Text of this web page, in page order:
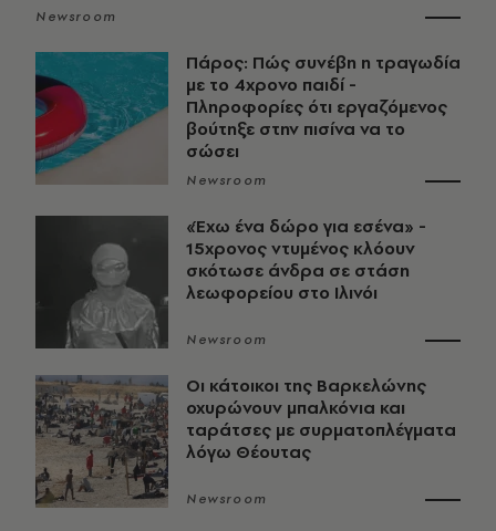
Newsroom
Πάρος: Πώς συνέβη η τραγωδία
με το 4χρονο παιδί -
Πληροφορίες ότι εργαζόμενος
βούτηξε στην πισίνα να το
σώσει
Newsroom
«Έχω ένα δώρο για εσένα» -
15χρονος ντυμένος κλόουν
σκότωσε άνδρα σε στάση
λεωφορείου στο Ιλινόι
Newsroom
Οι κάτοικοι της Βαρκελώνης
οχυρώνουν μπαλκόνια και
ταράτσες με συρματοπλέγματα
λόγω Θέουτας
Newsroom